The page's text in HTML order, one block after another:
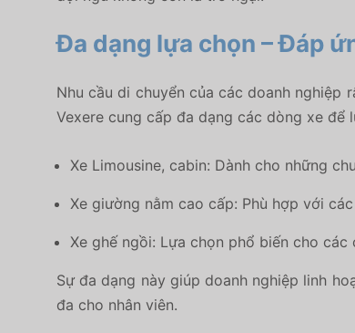
Đa dạng lựa chọn – Đáp
Nhu cầu di chuyển của các doanh nghiệp
Vexere cung cấp đa dạng các dòng xe để
Xe Limousine, cabin: Dành cho những
Xe giường nằm cao cấp: Phù hợp với
Xe ghế ngồi: Lựa chọn phổ biến cho các
Sự đa dạng này giúp doanh nghiệp linh
đa cho nhân viên.